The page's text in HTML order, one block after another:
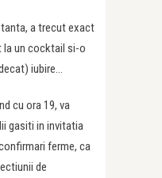
a trecut exact
la un cocktail si-o
iubire…
cu ora 19, va
gasiti in invitatia
ferme, ca
de